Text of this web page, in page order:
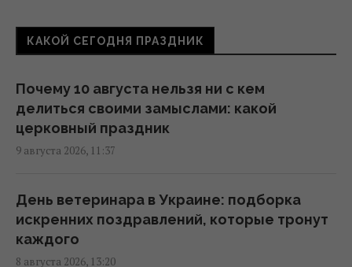
готовит погода на выходных
12:00 пятница, 07 августа 2026
Похолодание в Украине будет, но есть
нюанс, - синоптик
10:03 пятница, 07 августа 2026
синоптики объявили I уровень опасности
(карта)
08:55 пятница, 07 августа 2026
КАКОЙ СЕГОДНЯ ПРАЗДНИК
Почему 10 августа нельзя ни с кем
делиться своими замыслами: какой
церковный праздник
9 августа 2026, 11:37
День ветеринара в Украине: подборка
искренних поздравлений, которые тронут
каждого
8 августа 2026, 13:20